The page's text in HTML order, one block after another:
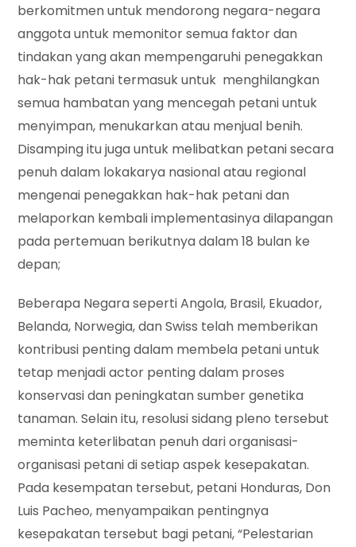
berkomitmen untuk mendorong negara-negara
anggota untuk memonitor semua faktor dan
tindakan yang akan mempengaruhi penegakkan
hak-hak petani termasuk untuk menghilangkan
semua hambatan yang mencegah petani untuk
menyimpan, menukarkan atau menjual benih.
Disamping itu juga untuk melibatkan petani secara
penuh dalam lokakarya nasional atau regional
mengenai penegakkan hak-hak petani dan
melaporkan kembali implementasinya dilapangan
pada pertemuan berikutnya dalam 18 bulan ke
depan;
Beberapa Negara seperti Angola, Brasil, Ekuador,
Belanda, Norwegia, dan Swiss telah memberikan
kontribusi penting dalam membela petani untuk
tetap menjadi actor penting dalam proses
konservasi dan peningkatan sumber genetika
tanaman. Selain itu, resolusi sidang pleno tersebut
meminta keterlibatan penuh dari organisasi-
organisasi petani di setiap aspek kesepakatan.
Pada kesempatan tersebut, petani Honduras, Don
Luis Pacheo, menyampaikan pentingnya
kesepakatan tersebut bagi petani, “Pelestarian